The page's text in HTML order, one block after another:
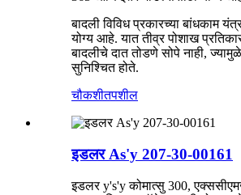
बादली विविध प्रकारच्या बांधकाम
योग्य आहे. यात तीव्र पोशाख
बादलीचे दात तोडणे सोपे नाही,
सुनिश्चित होते.
चौकशीतपशील
इडलर As'y 207-30-00161
इडलर y's'y कोमात्सु 300,